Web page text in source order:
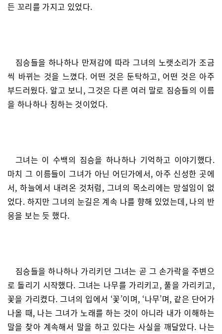
든 꼬리를 가지고 있었다.
짐승들을 하나하나 만져감에 따라 그녀의 노랫소리가 조금
씩 바뀌는 것을 느꼈다. 어떤 것은 둔탁하고, 어떤 것은 아주
부드러웠다. 알고 보니, 그것은 다른 여러 말로 짐승들의 이름
을 하나하나 칭하는 것이었다.
그녀는 이 수백의 짐승을 하나하나 기억하고 이야기했다.
마치 그 이름들이 그녀가 아닌 어딘가에서, 아주 신성한 곳에
서, 하늘에서 내려온 것처럼, 그녀의 목소리에는 망설임이 없
었다. 하지만 그녀의 눈길은 계속 나를 향해 있었는데, 나의 반
응을 보는 듯 했다.
짐승들을 하나하나 가리키던 그녀는 곧 그 손가락을 주변으
로 돌리기 시작했다. 그녀는 나무를 가리키고, 풀을 가리키고,
꽃을 가리켰다. 그녀의 입에서 ‘꽃’이며, ‘나무’며, 같은 단어가
나올 때, 나는 그녀가 노래를 하는 것이 아니라 내가 이해하는
말을 찾아 계속해서 말을 하고 있다는 사실을 깨달았다. 나는